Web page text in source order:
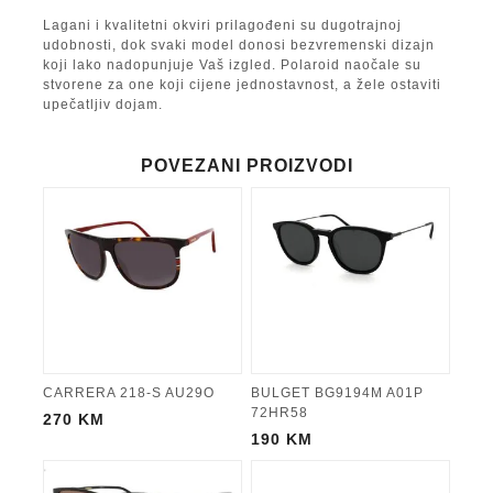
Lagani i kvalitetni okviri prilagođeni su dugotrajnoj
udobnosti, dok svaki model donosi bezvremenski dizajn
koji lako nadopunjuje Vaš izgled. Polaroid naočale su
stvorene za one koji cijene jednostavnost, a žele ostaviti
upečatljiv dojam.
POVEZANI PROIZVODI
CARRERA 218-S AU29O
270 KM
BULGET BG9194M A01P
72HR58
190 KM